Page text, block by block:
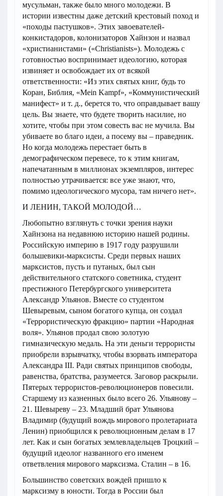
мусульман, также было много молодежи. В
истории известны даже детский крестовый поход и
«походы пастушков». Этих завоевателей-
конкистадоров, колонизаторов Хайнзон и назвал
«христианистами» («Christianists»). Молодежь с
готовностью воспринимает идеологию, которая
извиняет и освобождает их от всякой
ответственности: «Из этих святых книг, будь то
Коран, Библия, «Mein Kampf», «Коммунистический
манифест» и т. д., берется то, что оправдывает вашу
цель. Вы знаете, что будете творить насилие, но
хотите, чтобы при этом совесть вас не мучила. Вы
убиваете во благо идеи, а посему вы – праведник.
Но когда молодежь перестает быть в
демографическом перевесе, то к этим книгам,
напечатанным в миллионах экземпляров, интерес
полностью утрачивается: все уже знают, что,
помимо идеологического мусора, там ничего нет».
И ЛЕНИН, ТАКОЙ МОЛОДОЙ…
Любопытно взглянуть с точки зрения науки
Хайнзона на недавнюю историю нашей родины.
Российскую империю в 1917 году разрушили
большевики-марксисты. Среди первых наших
марксистов, пусть и путаных, был сын
действительного статского советника, студент
престижного Петербургского университета
Александр Ульянов. Вместе со студентом
Шевыревым, сыном богатого купца, он создал
«Террористическую фракцию» партии «Народная
воля». Ульянов продал свою золотую
гимназическую медаль. На эти деньги террористы
приобрели взрывчатку, чтобы взорвать императора
Александра III. Ради святых принципов свободы,
равенства, братства, разумеется. Заговор раскрыли.
Пятерых террористов-революционеров повесили.
Старшему из казненных было всего 26. Ульянову –
21. Шевыреву – 23. Младший брат Ульянова
Владимир (будущий вождь мирового пролетариата
Ленин) приобщился к революционным делам в 17
лет. Как и сын богатых землевладельцев Троцкий –
будущий идеолог названного его именем
ответвления мирового марксизма. Сталин – в 16.
Большинство советских вождей пришло к
марксизму в юности. Тогда в России был